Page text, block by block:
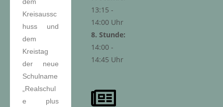
13:15 -
14:00 Uhr
8. Stunde:
14:00 -
14:45 Uhr
Kreisaussc
huss und
dem
Kreistag
der neue
Schulname
„Realschul
e plus